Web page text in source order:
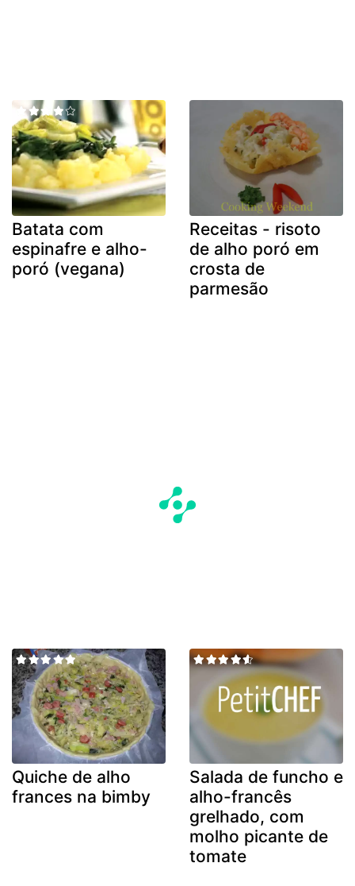
Batata com
espinafre e alho-
poró (vegana)
Receitas - risoto
de alho poró em
crosta de
parmesão
Quiche de alho
frances na bimby
Salada de funcho e
alho-francês
grelhado, com
molho picante de
tomate